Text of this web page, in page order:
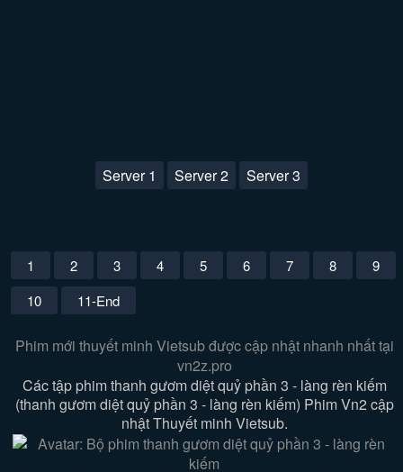
Server 1 Server 2 Server 3
1 2 3 4 5 6 7 8
9
10
11-End
Phim mới thuyết minh Vietsub được cập nhật nhanh nhất tại
vn2z.pro
Các tập phim thanh gươm diệt quỷ phần 3 - làng rèn kiếm
(thanh gươm diệt quỷ phần 3 - làng rèn kiếm) Phim Vn2 cập
nhật Thuyết minh Vietsub.